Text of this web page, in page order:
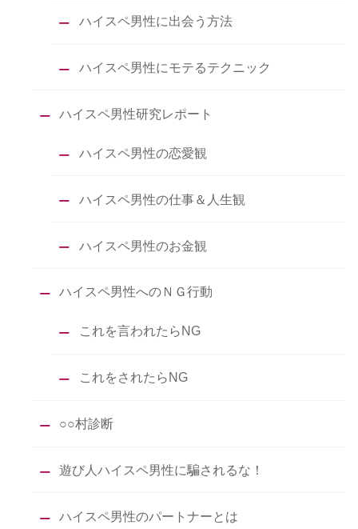
ハイスペ男性に出会う方法
ハイスペ男性にモテるテクニック
ハイスペ男性研究レポート
ハイスペ男性の恋愛観
ハイスペ男性の仕事＆人生観
ハイスペ男性のお金観
ハイスペ男性へのＮＧ行動
これを言われたらNG
これをされたらNG
○○村診断
遊び人ハイスペ男性に騙されるな！
ハイスペ男性のパートナーとは